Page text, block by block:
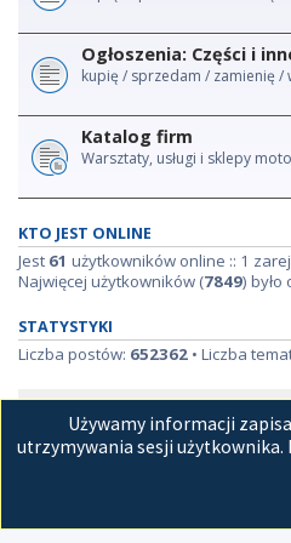
Ogłoszenia: Części i
kupię / sprzedam / zamienię /
Katalog firm
Warsztaty, usługi i sklepy
KTO JEST ONLINE
Jest 61 użytkowników online :: 1
Najwięcej użytkowników (7849)
STATYSTYKI
Liczba postów: 652362 • Liczba
Używamy informacji
utrzymywania sesji użytkownika.
Strona główna